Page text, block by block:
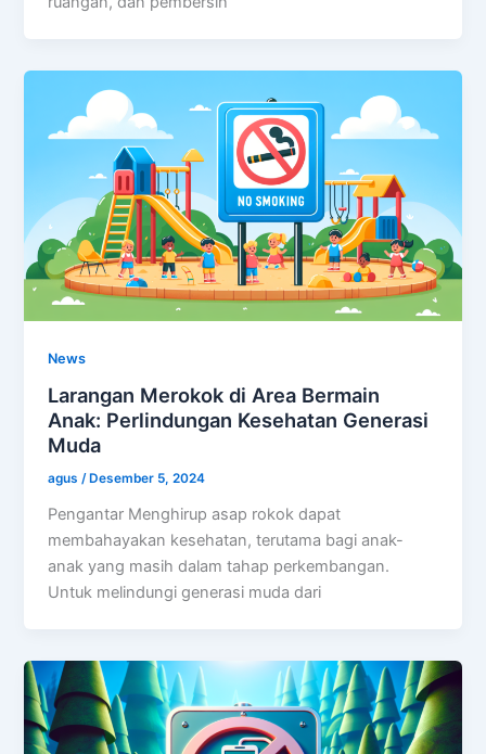
News
Larangan Merokok di Area Bermain
Anak: Perlindungan Kesehatan Generasi
Muda
agus/ Desember 5, 2024
Pengantar Menghirup asap rokok dapat
membahayakan kesehatan, terutama bagi anak-
anak yang masih dalam tahap perkembangan.
Untuk melindungi generasi muda dari